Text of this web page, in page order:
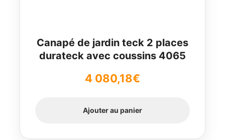
Canapé de jardin teck 2 places
durateck avec coussins 4065
4 080,18€
Ajouter au panier